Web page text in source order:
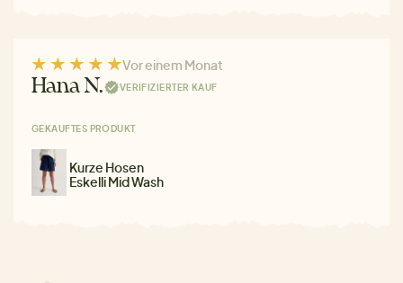
Vor einem Monat
Hana N. VERIFIZIERTER KAUF
GEKAUFTES PRODUKT
Kurze Hosen
Eskelli Mid Wash